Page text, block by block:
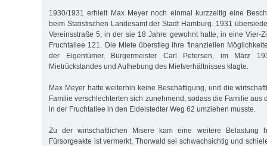
1930/1931 erhielt Max Meyer noch einmal kurzzeitig eine
beim Statistischen Landesamt der Stadt Hamburg. 1931
Vereinsstraße 5, in der sie 18 Jahre gewohnt hatte, in eine Vier-
Fruchtallee 121. Die Miete überstieg ihre finanziellen
der Eigentümer, Bürgermeister Carl Petersen, im März
Mietrückstandes und Aufhebung des Mietverhältnisses klagte.
Max Meyer hatte weiterhin keine Beschäftigung, und die
Familie verschlechterten sich zunehmend, sodass die Familie aus
in der Fruchtallee in den Eidelstedter Weg 62 umziehen musste.
Zu der wirtschaftlichen Misere kam eine weitere Belastung
Fürsorgeakte ist vermerkt, Thorwald sei schwachsichtig und